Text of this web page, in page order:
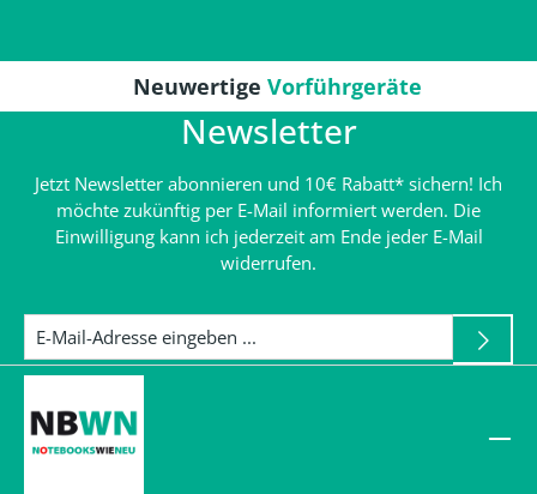
Neuwertige Vorführgeräte
Newsletter
Jetzt Newsletter abonnieren und 10€ Rabatt* sichern! Ich
möchte zukünftig per E-Mail informiert werden. Die
Einwilligung kann ich jederzeit am Ende jeder E-Mail
widerrufen.